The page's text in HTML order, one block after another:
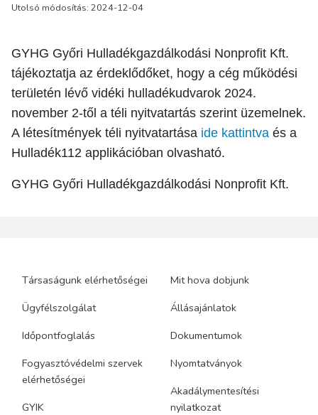
Utolsó módosítás: 2024-12-04
GYHG Győri Hulladékgazdálkodási Nonprofit Kft.
tájékoztatja az érdeklődőket, hogy a cég működési
területén lévő vidéki hulladékudvarok 2024.
november 2-től a téli nyitvatartás szerint üzemelnek.
A létesítmények téli nyitvatartása ide kattintva és a
Hulladék112 applikációban olvasható.
GYHG Győri Hulladékgazdálkodási Nonprofit Kft.
Társaságunk elérhetőségei
Ügyfélszolgálat
Időpontfoglalás
Fogyasztóvédelmi szervek
elérhetőségei
GYIK
Mit hova dobjunk
Állásajánlatok
Dokumentumok
Nyomtatványok
Akadálymentesítési
nyilatkozat